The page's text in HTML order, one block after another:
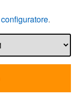
configuratore.